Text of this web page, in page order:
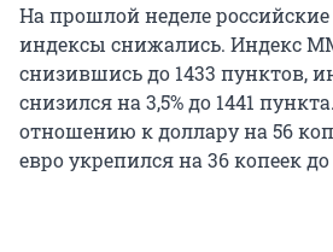
На прошлой неделе
индексы снижались. Индекс
снизившись до 1433 пунктов,
снизился на 3,5% до 1441
отношению к доллару на 56
евро укрепился на 36 копеек до